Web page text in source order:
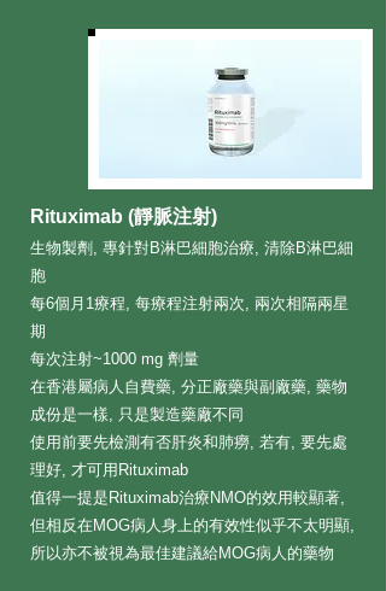
Rituximab (靜脈注射)
生物製劑, 專針對B淋巴細胞治療, 清除B淋巴細
胞
每6個月1療程, 每療程注射兩次, 兩次相隔兩星
期
每次注射~1000 mg 劑量
在香港屬病人自費藥, 分正廠藥與副廠藥, 藥物
成份是一樣, 只是製造藥廠不同
使用前要先檢測有否肝炎和肺癆, 若有, 要先處
理好, 才可用Rituximab
值得一提是Rituximab治療NMO的效用較顯著,
但相反在MOG病人身上的有效性似乎不太明顯,
所以亦不被視為最佳建議給MOG病人 ​的藥物